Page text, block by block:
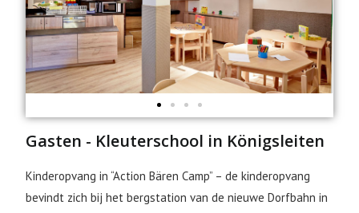
Gasten - Kleuterschool in Königsleiten
Kinderopvang in “Action Bären Camp” – de kinderopvang
bevindt zich bij het bergstation van de nieuwe Dorfbahn in